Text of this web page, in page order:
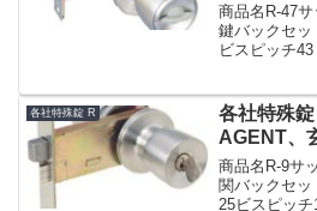
商品名R-47
鍵バックセ
ビスピッチ43
各社特殊錠 R
各社特殊
AGENT、
商品名R-9サ
関バックセ
25ビスピッ